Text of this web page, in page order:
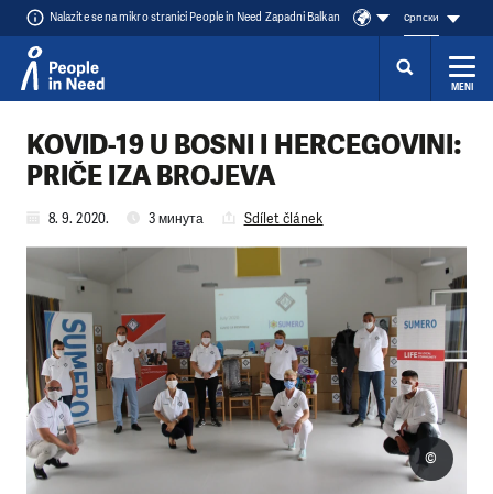
Nalazite se na mikro stranici People in Need Zapadni Balkan cрпски
MENI
KOVID-19 U BOSNI I HERCEGOVINI:
PRIČE IZA BROJEVA
8. 9. 2020. 3 минута Sdílet článek
©